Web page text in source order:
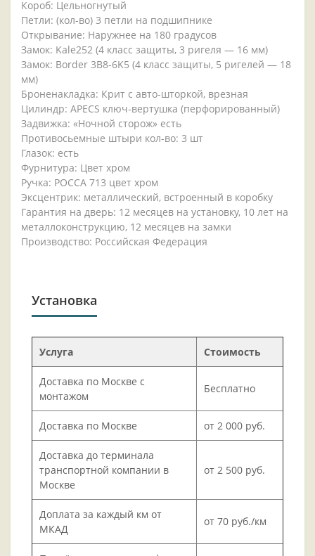
Короб: Цельногнутый
Петли: (кол-во) 3 петли на подшипнике
Открывание: Наружнее на 180 градусов
Замок: Kale252 (4 класс защиты, 3 ригеля — 16 мм)
Замок: Border 3B8-6K5 (4 класс защиты, 5 ригелей — 18
мм)
Броненакладка: Крит с авто-шторкой, врезная
Цилиндр: APECS ключ-вертушка (перфорированный)
Задвижка: «Ночной сторож» есть
Противосьемные штыри кол-во: 3 шт
Глазок: есть
Фурнитура: Цвет хром
Ручка: POCCA 713 цвет хром
Эксцентрик: металлический, встроенный в коробку
Гарантия на дверь: 12 месяцев на установку, 10 лет на
металлоконструкцию, 12 месяцев на замки
Производство: Российская Федерация
Установка
Услуга Стоимость
Доставка по Москве с
монтажом
Бесплатно
Доставка по Москве от 2 000 руб.
Доставка до терминала
транспортной компании в
Москве
от 2 500 руб.
Доплата за каждый км от
МКАД
от 70 руб./км